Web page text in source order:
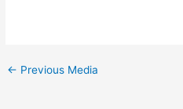
← Previous Media